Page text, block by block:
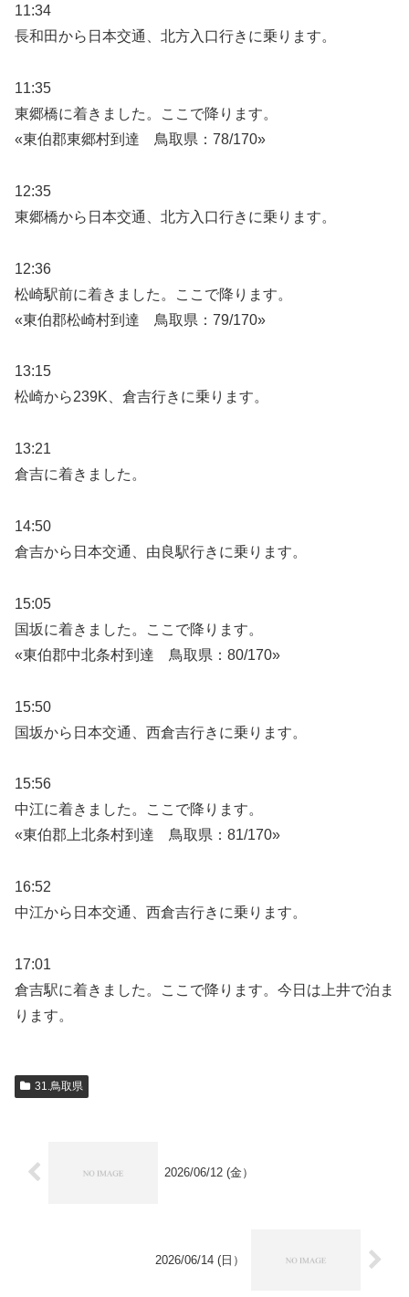
11:34
長和田から日本交通、北方入口行きに乗ります。
11:35
東郷橋に着きました。ここで降ります。
«東伯郡東郷村到達 鳥取県：78/170»
12:35
東郷橋から日本交通、北方入口行きに乗ります。
12:36
松崎駅前に着きました。ここで降ります。
«東伯郡松崎村到達 鳥取県：79/170»
13:15
松崎から239K、倉吉行きに乗ります。
13:21
倉吉に着きました。
14:50
倉吉から日本交通、由良駅行きに乗ります。
15:05
国坂に着きました。ここで降ります。
«東伯郡中北条村到達 鳥取県：80/170»
15:50
国坂から日本交通、西倉吉行きに乗ります。
15:56
中江に着きました。ここで降ります。
«東伯郡上北条村到達 鳥取県：81/170»
16:52
中江から日本交通、西倉吉行きに乗ります。
17:01
倉吉駅に着きました。ここで降ります。今日は上井で泊ま
ります。
31.鳥取県
2026/06/12 (金）
2026/06/14 (日）